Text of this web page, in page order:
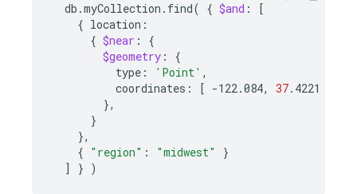
db.myCollection.find( { $and :
[
{
{ $near :
{
$geometry :
{
type:
'Point'
coordinates:
[ -122.084, 37.4221
}
}
}
{ "region" : "midwest"
}
]
} )